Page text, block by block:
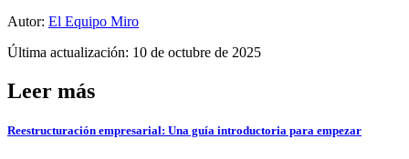
Autor: El Equipo Miro
Última actualización: 10 de octubre de 2025
Leer más
Reestructuración empresarial: Una guía introductoria para empezar